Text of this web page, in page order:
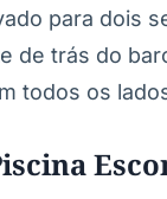
para dois
de trás do
todos os